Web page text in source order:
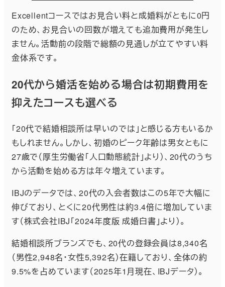
Excellentコースではお見合い料と成婚料がともに0円
のため、お見合いの回数が増えても追加費用が発生し
ません。活動前の段階で総額の見通しが立てやすい料
金体系です。
20代から婚活を始める場合は初期費用を
抑えたコースも選べる
「20代で結婚相談所は早いのでは」と感じる方もいるか
もしれません。しかし、初婚のピーク年齢は男女ともに
27歳で（厚生労働省「人口動態統計」より）、20代のうち
から活動を始める方は年々増えています。
IBJのデータでは、20代の入会者数はこの5年で大幅に
伸びており、とくに20代男性は約3.4倍に増加していま
す（株式会社IBJ「2024年度版 成婚白書」より）。
結婚相談所ブランズでも、20代の登録会員は8,340名
（男性2,948名・女性5,392名）在籍しており、全体の約
9.5%を占めています（2025年1月現在、IBJデータ）。